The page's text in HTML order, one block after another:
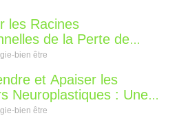
les Racines
de la Perte de
Voyage Intérieur
bien être
et Apaiser les
Neuroplastiques : Une
avec l'Hypnose,
bien être